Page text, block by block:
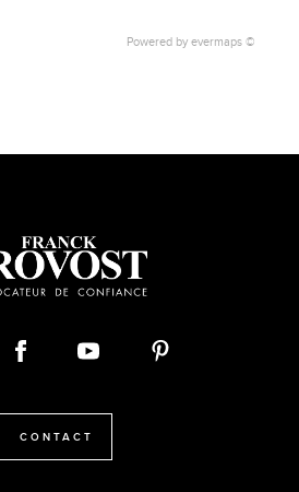
Powered by evermaps ©
CONTACT